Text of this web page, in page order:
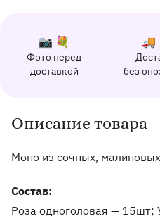
Почему выбирают Флорео
К каждому заказу
Фото перед
доставкой
📷 💐
без
🚚
Качественный сервис
162 отзыва с оценкой 5.0
Информация о товаре и
Описание товара
Моно из сочных,
Состав:
Роза одноголовая — 15шт;